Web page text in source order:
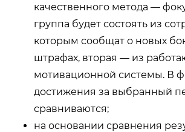
качественного метода —
группа будет состоять из
которым сообщат о новых
штрафах, вторая — из
мотивационной системы. В
достижения за выбранный
сравниваются;
на основании сравнения